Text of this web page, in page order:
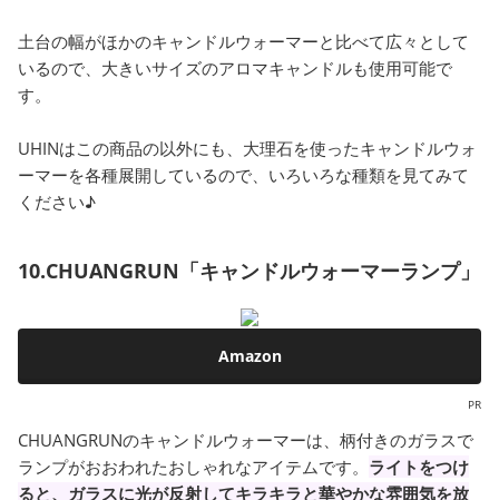
土台の幅がほかのキャンドルウォーマーと比べて広々として
いるので、大きいサイズのアロマキャンドルも使用可能で
す。
UHINはこの商品の以外にも、大理石を使ったキャンドルウォ
ーマーを各種展開しているので、いろいろな種類を見てみて
ください♪
10.CHUANGRUN「キャンドルウォーマーランプ」
Amazon
PR
CHUANGRUNのキャンドルウォーマーは、柄付きのガラスで
ランプがおおわれたおしゃれなアイテムです。 ライトをつけ
ると、ガラスに光が反射してキラキラと華やかな雰囲気を放